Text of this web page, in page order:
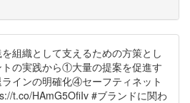
組織として支えるための方策とし
の実践から①大量の提案を促進す
インの明確化④セーフティネット
t.co/HAmG5OfiIv #ブランドに関わ